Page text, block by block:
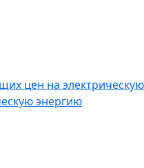
цен на
энергию